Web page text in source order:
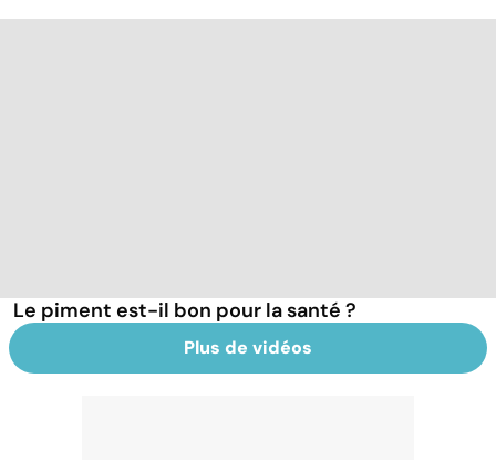
Le piment est-il bon pour la santé ?
Plus de vidéos